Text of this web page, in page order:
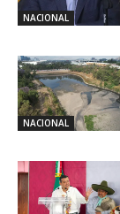
NACIONAL
NACIONAL